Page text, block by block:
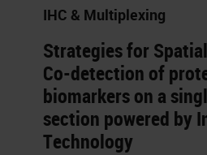
IHC & Multiplexing
Strategies for
Co-detection of
biomarkers on a
section powered by
Technology